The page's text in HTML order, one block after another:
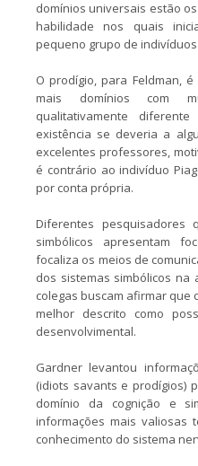
domínios universais estão
habilidade nos quais
pequeno grupo de
O prodígio, para Feldman,
mais domínios com
qualitativamente
existência se deveria a
excelentes professores,
é contrário ao indivíduo
por conta própria.
Diferentes pesquisadores
simbólicos apresentam
focaliza os meios de
dos sistemas simbólicos na
colegas buscam afirmar que
melhor descrito como
desenvolvimental.
Gardner levantou
(idiots savants e prodígios)
domínio da cognição e
informações mais valiosas
conhecimento do sistema